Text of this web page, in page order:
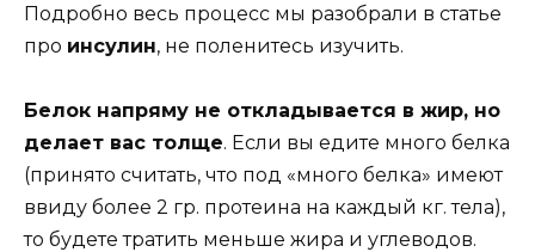
Подробно весь процесс мы разобрали в статье
про инсулин, не поленитесь изучить.
Белок напряму не откладывается в жир, но
делает вас толще. Если вы едите много белка
(принято считать, что под «много белка» имеют
ввиду более 2 гр. протеина на каждый кг. тела),
то будете тратить меньше жира и углеводов.